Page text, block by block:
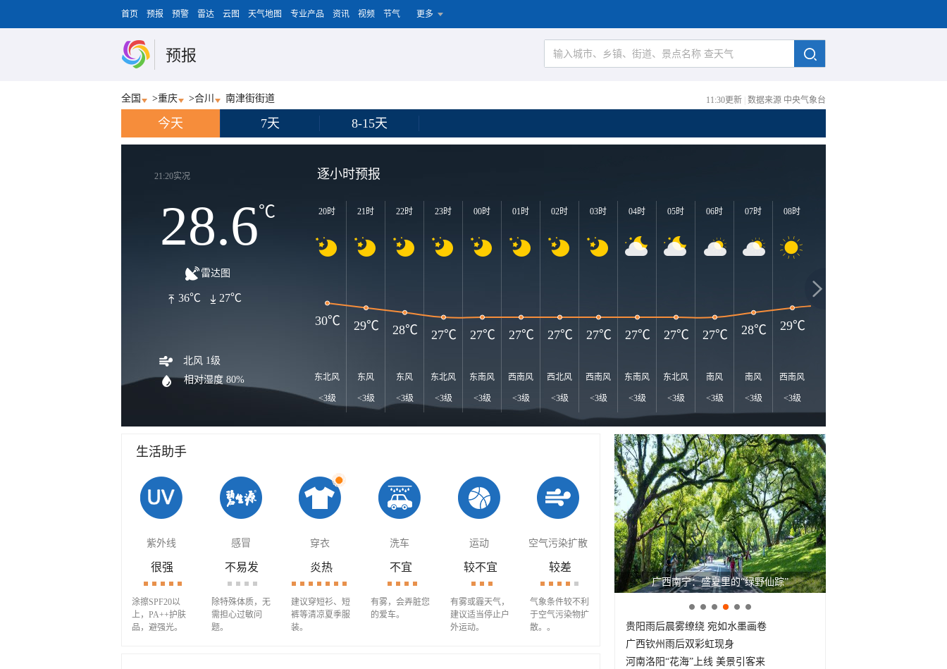
首页 预报 预警 雷达 云图 天气地图 专业产品 资讯 视频 节气 更多
预报
全国 >重庆 >合川 11:30更新 数据来源 中央气象台
南津街街道
今天 7天 8-15天
21:20实况
28.6℃
雷达图
36℃ 27℃
北风 1级
相对湿度 80%
逐小时预报
20时
东北风
<3级
21时
东风
<3级
22时
东风
<3级
23时
东北风
<3级
00时
东南风
<3级
01时
西南风
<3级
02时
西北风
<3级
03时
西南风
<3级
04时
东南风
<3级
05时
东北风
<3级
06时
南风
<3级
07时
南风
<3级
08时
西南风
<3级
30℃ 29℃ 28℃ 27℃ 27℃ 27℃ 27℃ 27℃ 27℃ 27℃ 27℃ 28℃ 29℃
生活助手
紫外线 感冒 穿衣 洗车 运动 空气污染扩散
很强
涂擦SPF20以
上，PA++护肤
品，避强光。
不易发
除特殊体质，无
需担心过敏问
题。
炎热
建议穿短衫、短
裤等清凉夏季服
装。
不宜
有雾，会弄脏您
的爱车。
较不宜
有雾或霾天气，
建议适当停止户
外运动。
较差
气象条件较不利
于空气污染物扩
散。。
广西南宁：盛夏里的“绿野仙踪”
贵阳雨后晨雾缭绕 宛如水墨画卷
广西钦州雨后双彩虹现身
河南洛阳“花海”上线 美景引客来